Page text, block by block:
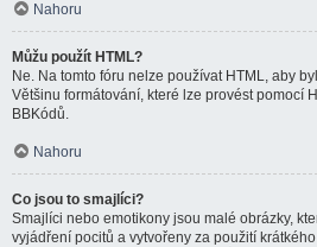
Nahoru
Můžu použít HTML?
Ne. Na tomto fóru nelze používat HTML, aby
Většinu formátování, které lze provést pomocí
BBKódů.
Nahoru
Co jsou to smajlíci?
Smajlíci nebo emotikony jsou malé obrázky,
vyjádření pocitů a vytvořeny za použití